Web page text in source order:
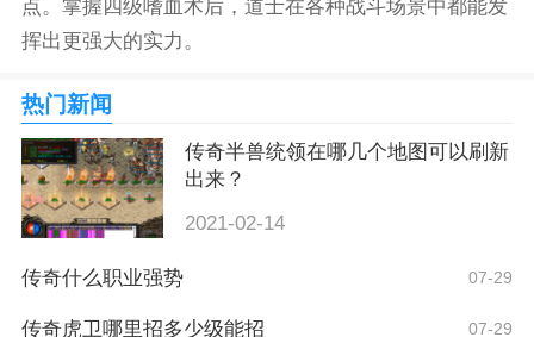
点。掌握四级嗜血术后，道士在各种战斗场景中都能发
挥出更强大的实力。
热门新闻
传奇半兽统领在哪几个地图可以刷新
出来？
2021-02-14
传奇什么职业强势 07-29
传奇虎卫哪里招多少级能招 07-29